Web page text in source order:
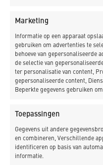
Marketing
Informatie op een apparaat
gebruiken om advertenties te
behoeve van gepersonaliseerde
de selectie van
ter personalisatie van content,
gepersonaliseerde content,
Beperkte gegevens gebruiken
Toepassingen
Gegevens uit andere
en combineren, Verschillende
identificeren op basis van
informatie.
Postadres:
Postbus 17
1749 ZG
Warmenhuizen